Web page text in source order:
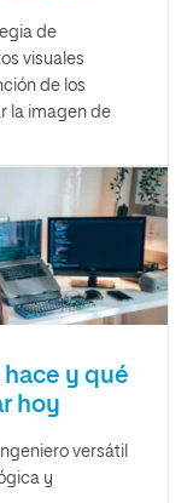
de
visuales
de los
la imagen de
hace y qué
hoy
versátil
y